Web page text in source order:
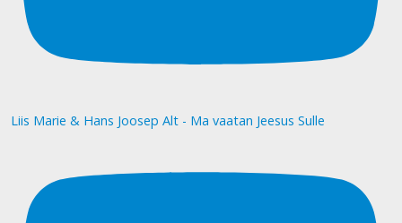
Liis Marie & Hans Joosep Alt - Ma vaatan Jeesus Sulle